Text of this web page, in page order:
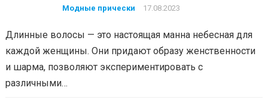
Модные прически 17.08.2023
Длинные волосы — это настоящая манна небесная для
каждой женщины. Они придают образу женственности
и шарма, позволяют экспериментировать с
различными…